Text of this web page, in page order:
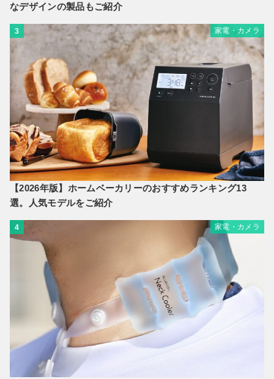
なデザインの製品もご紹介
3 家電・カメラ
【2026年版】ホームベーカリーのおすすめランキング13
選。人気モデルをご紹介
4 家電・カメラ